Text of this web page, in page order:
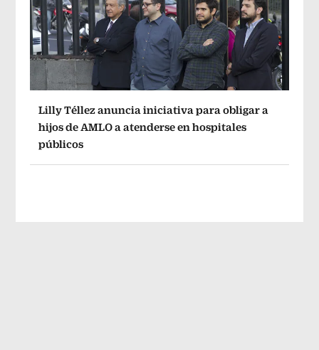
Lilly Téllez anuncia iniciativa para obligar a
hijos de AMLO a atenderse en hospitales
públicos